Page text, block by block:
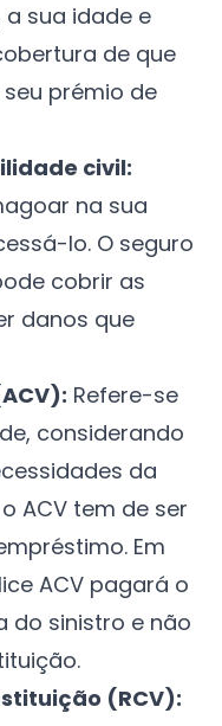
sua idade e
de que
prémio de
civil:
na sua
lo. O seguro
cobrir as
danos que
Refere-se
considerando
da
ACV tem de ser
Em
ACV pagará o
do sinistro e não
(RCV):